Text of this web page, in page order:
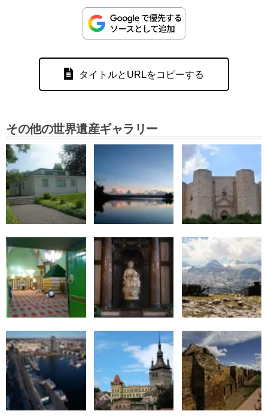
タイトルとURLをコピーする
その他の世界遺産ギャラリー